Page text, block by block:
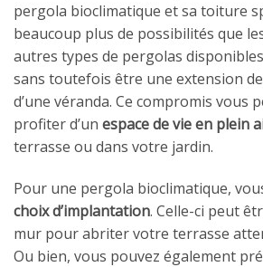
pergola bioclimatique et sa toiture
beaucoup plus de possibilités que
autres types de pergolas
sans toutefois être une extension
d’une véranda. Ce compromis vous
profiter d’un espace de vie en plein
terrasse ou dans votre jardin.
Pour une pergola bioclimatique,
choix d’implantation. Celle-ci peut
mur pour abriter votre terrasse
Ou bien, vous pouvez également